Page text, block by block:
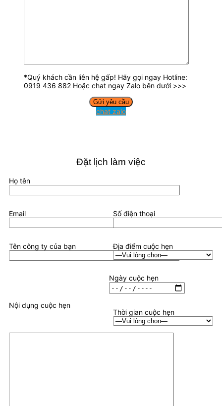
*Quý khách cần liên hệ gấp! Hãy gọi ngay Hotline:
0919 436 882 Hoặc chat ngay Zalo bên dưới >>>
chat zalo
Đặt lịch làm việc
Họ tên
Email Số điện thoại
Tên công ty của bạn Địa điểm cuộc hẹn
Ngày cuộc hẹn
Thời gian cuộc hẹn
Nội dụng cuộc hẹn